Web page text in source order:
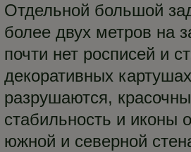
Отдельной большой
более двух метров на
почти нет росписей и
декоративных
разрушаются,
стабильность и иконы
южной и северной